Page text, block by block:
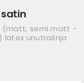
satin
(matt, semi matt -
latex unutrašnja